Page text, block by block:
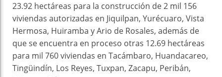
23.92 hectáreas para la construcción de 2 mil 156
viviendas autorizadas en Jiquilpan, Yurécuaro, Vista
Hermosa, Huiramba y Ario de Rosales, además de
que se encuentra en proceso otras 12.69 hectáreas
para mil 760 viviendas en Tacámbaro, Huandacareo,
Tingüindín, Los Reyes, Tuxpan, Zacapu, Peribán,